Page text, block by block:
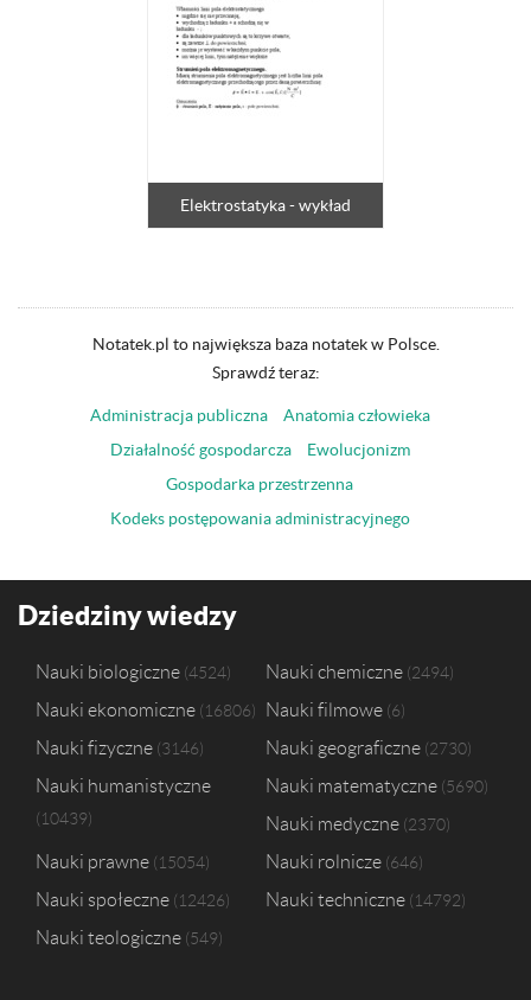
Elektrostatyka - wykład
Notatek.pl to największa baza notatek w Polsce.
Sprawdź teraz:
Administracja publiczna
Anatomia człowieka
Działalność gospodarcza
Ewolucjonizm
Gospodarka przestrzenna
Kodeks postępowania administracyjnego
Dziedziny wiedzy
Nauki biologiczne 4524 Nauki chemiczne 2494
Nauki ekonomiczne 16806 Nauki filmowe 6
Nauki fizyczne 3146 Nauki geograficzne 2730
Nauki humanistyczne
10439
Nauki matematyczne 5690
Nauki medyczne 2370
Nauki prawne 15054 Nauki rolnicze 646
Nauki społeczne 12426 Nauki techniczne 14792
Nauki teologiczne 549